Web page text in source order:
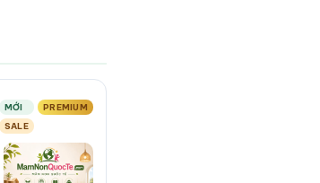
MỚI
PREMIUM
SALE